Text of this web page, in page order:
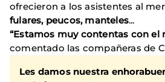
ofrecieron a los asistentes al
fulares, peucos, manteles...
“Estamos muy contentas con el
comentado las compañeras de
Les damos nuestra